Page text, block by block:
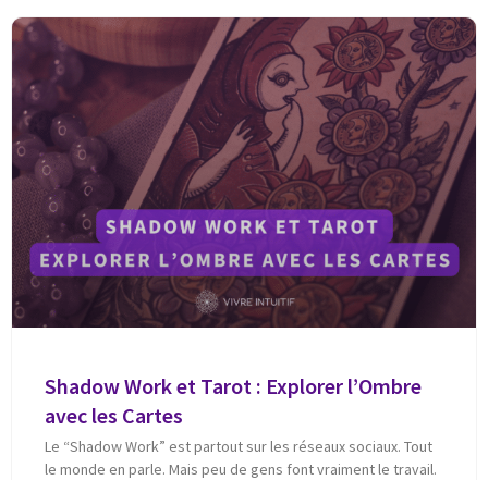
Shadow Work et Tarot : Explorer l’Ombre
avec les Cartes
Le “Shadow Work” est partout sur les réseaux sociaux. Tout
le monde en parle. Mais peu de gens font vraiment le travail.